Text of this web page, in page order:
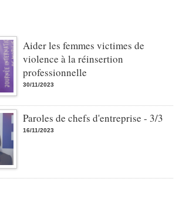
Aider les femmes victimes de
violence à la réinsertion
professionnelle
30/11/2023
Paroles de chefs d'entreprise - 3/3
16/11/2023